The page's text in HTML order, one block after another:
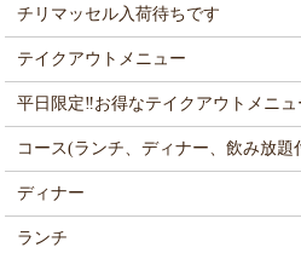
チリマッセル入荷待ちです
テイクアウトメニュー
平日限定‼お得なテイクアウトメニュ
コース(ランチ、ディナー、飲み放題
ディナー
ランチ